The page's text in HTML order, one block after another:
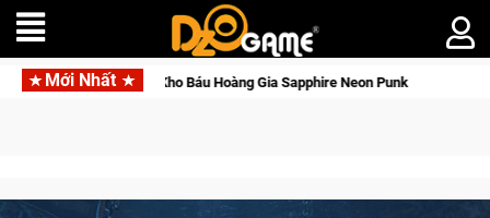
Mới Nhất
ánh đèn với Kho Báu Hoàng Gia Sapphire Neon Punk